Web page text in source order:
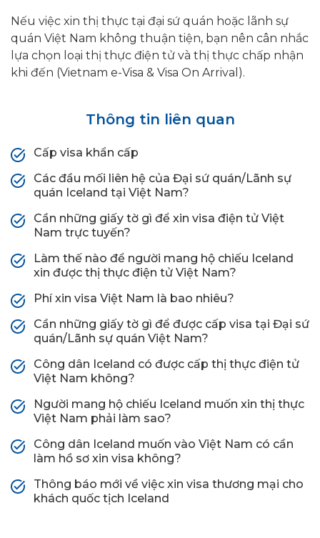
Nếu việc xin thị thực tại đại sứ quán hoặc lãnh sự
quán Việt Nam không thuận tiện, bạn nên cân nhắc
lựa chọn loại thị thực điện tử và thị thực chấp nhận
khi đến (Vietnam e-Visa & Visa On Arrival).
Thông tin liên quan
Cấp visa khẩn cấp
Các đầu mối liên hệ của Đại sứ quán/Lãnh sự
quán Iceland tại Việt Nam?
Cần những giấy tờ gì để xin visa điện tử Việt
Nam trực tuyến?
Làm thế nào để người mang hộ chiếu Iceland
xin được thị thực điện tử Việt Nam?
Phí xin visa Việt Nam là bao nhiêu?
Cần những giấy tờ gì để được cấp visa tại Đại sứ
quán/Lãnh sự quán Việt Nam?
Công dân Iceland có được cấp thị thực điện tử
Việt Nam không?
Người mang hộ chiếu Iceland muốn xin thị thực
Việt Nam phải làm sao?
Công dân Iceland muốn vào Việt Nam có cần
làm hồ sơ xin visa không?
Thông báo mới về việc xin visa thương mại cho
khách quốc tịch Iceland